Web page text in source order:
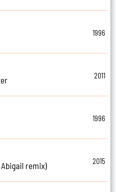
1996
2011
1996
remix)
2015